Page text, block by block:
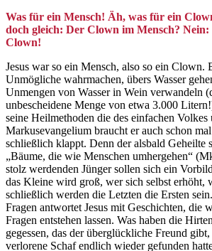
Was für ein Mensch! Äh, was für ein
doch gleich: Der Clown im Mensch? Nein:
Clown!
Jesus war so ein Mensch, also so ein Clown.
Unmögliche wahrmachen, übers Wasser
Unmengen von Wasser in Wein verwandeln
unbescheidene Menge von etwa 3.000
seine Heilmethoden die des einfachen Volkes
Markusevangelium braucht er auch schon
schließlich klappt. Denn der alsbald Geheilte
„Bäume, die wie Menschen umhergehen“
stolz werdenden Jünger sollen sich ein
das Kleine wird groß, wer sich selbst erhöht,
schließlich werden die Letzten die Ersten
Fragen antwortet Jesus mit Geschichten, die
Fragen entstehen lassen. Was haben die
gegessen, das der überglückliche Freund
verlorene Schaf endlich wieder gefunden